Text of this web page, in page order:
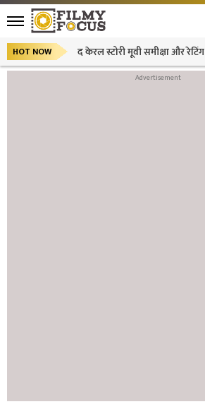
HOT NOW द केरल स्टोरी मूवी समीक्षा और रेटिंग